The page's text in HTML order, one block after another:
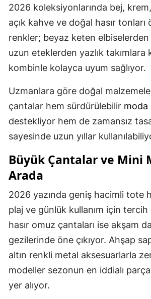
2026 koleksiyonlarında bej,
açık kahve ve doğal hasır tonları
renkler; beyaz keten
uzun eteklerden yazlık takımlara
kombinle kolayca uyum sağlıyor.
Uzmanlara göre doğal
çantalar hem sürdürülebilir moda
destekliyor hem de zamansız
sayesinde uzun yıllar
Büyük Çantalar ve Mini
Arada
2026 yazında geniş hacimli tote
plaj ve günlük kullanım için
hasır omuz çantaları ise akşam
gezilerinde öne çıkıyor. Ahşap
altın renkli metal aksesuarlarla
modeller sezonun en iddialı
yer alıyor.